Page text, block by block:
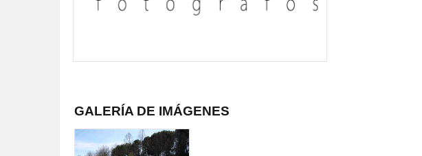
GALERÍA DE IMÁGENES